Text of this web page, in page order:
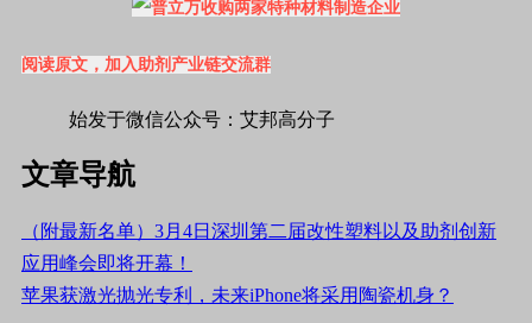
阅读原文，加入助剂产业链交流群
始发于微信公众号：艾邦高分子
文章导航
（附最新名单）3月4日深圳第二届改性塑料以及助剂创新
应用峰会即将开幕！
苹果获激光抛光专利，未来iPhone将采用陶瓷机身？